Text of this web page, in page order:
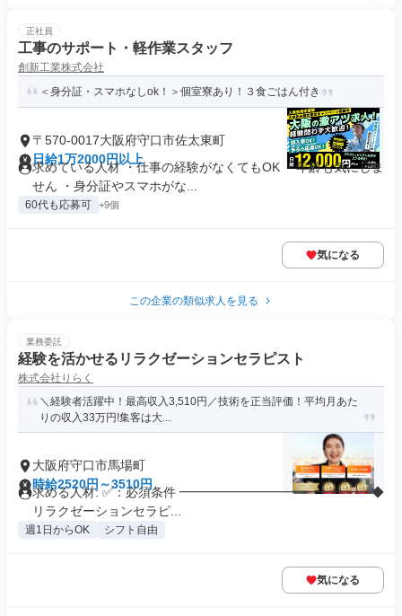
正社員
工事のサポート・軽作業スタッフ
創新工業株式会社
＜身分証・スマホなしok！＞個室寮あり！３食ごはん付き
〒570-0017大阪府守口市佐太東町
日給1万2000円以上
求めている人材 ・仕事の経験がなくてもOK ・年齢も気にしま
せん ・身分証やスマホがな...
60代も応募可 +9個
気になる
この企業の類似求人を見る
業務委託
経験を活かせるリラクゼーションセラピスト
株式会社りらく
＼経験者活躍中！最高収入3,510円／技術を正当評価！平均月あた
りの収入33万円!集客は大...
大阪府守口市馬場町
時給2520円～3510円
求める人材: ✅：必須条件 ━━━━━━━━━━━━━━━ ◆
リラクゼーションセラピ...
週1日からOK シフト自由
気になる